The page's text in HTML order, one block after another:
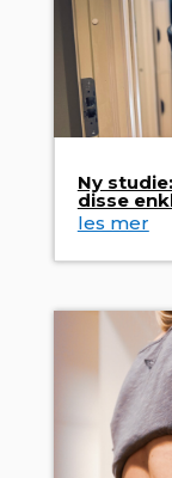
Ny
disse
les mer